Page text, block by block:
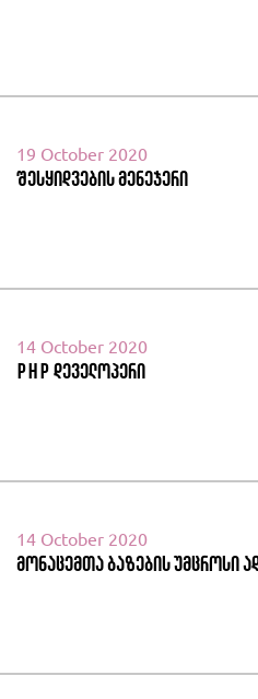
19 October 2020
შესყიდვების მენეჯერი
14 October 2020
PHP დეველოპერი
14 October 2020
მონაცემთა ბაზების უმცროსი